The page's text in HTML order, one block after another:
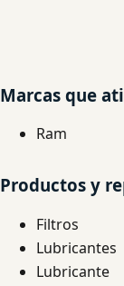
Marcas que
Ram
Productos y
Filtros
Lubricantes
Lubricante